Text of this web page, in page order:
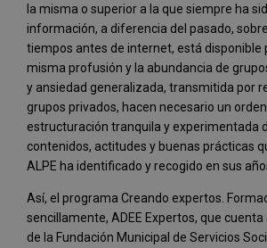
la misma o superior a la que siempre ha
información, a diferencia del pasado,
tiempos antes de internet, está disponible
misma profusión y la abundancia de
y ansiedad generalizada, transmitida por
grupos privados, hacen necesario un
estructuración tranquila y experimentada
contenidos, actitudes y buenas prácticas
ALPE ha identificado y recogido en sus
Así, el programa Creando expertos.
sencillamente, ADEE Expertos, que
de la Fundación Municipal de Servicios